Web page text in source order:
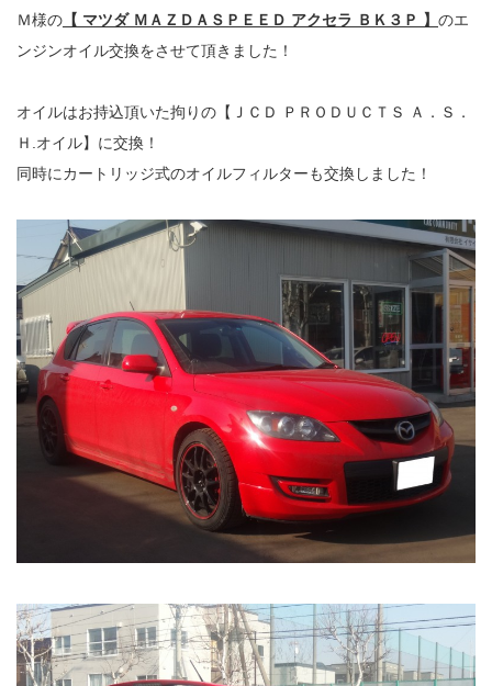
Ｍ様の 【 マツダ ＭＡＺＤＡＳＰＥＥＤ アクセラ ＢＫ３Ｐ 】 のエ
ンジンオイル交換をさせて頂きました！
オイルはお持込頂いた拘りの【ＪＣＤ ＰＲＯＤＵＣＴＳ Ａ．Ｓ．
Ｈ.オイル】に交換！
同時にカートリッジ式のオイルフィルターも交換しました！